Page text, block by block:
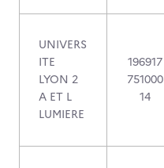
UNIVERS
ITE
LYON 2
A ET L
LUMIERE
196917
751000
14